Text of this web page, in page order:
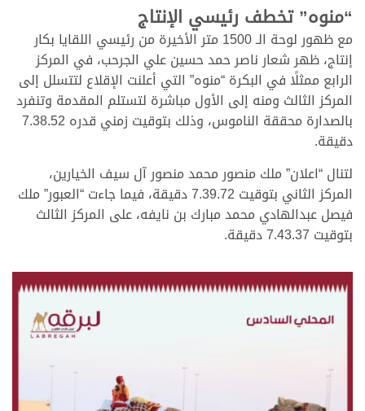
“منوه” تخطف رئيسي الإنتاج
مع ظهور لوحة الـ 1500 متر الأخيرة من رئيسي اللقايا بكار
إنتاج، ظهر شعار ناصر حمد حسين علي الجرحب، في المركز
الرابع ممثلًا في البكرة “منوه” التي أعلنت الإقلاع لتتسلل إلى
المركز الثالث ومنه إلى الأول مباشرة لتستلم المقدمة وتنفرد
بالصدارة محققة الناموس، وذلك بتوقيت زمني قدره 7.38.52
دقيقة.
لتنال “اعلان” ملك منصور محمد منصور آل سيف الخيارين،
المركز الثاني بتوقيت 7.39.72 دقيقة، فيما جاءت “العبور” ملك
فيصل عبدالهادي محمد مبارك بن نايفه، على المركز الثالث
بتوقيت 7.43.37 دقيقة.